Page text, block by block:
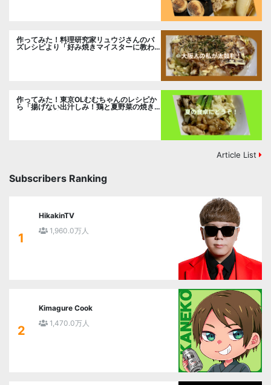
作ってみた！料理研究家リュウジさんのバ
ズレシピより「好み焼きマイスターに教わ
作ってみた！東京OLむむちゃんのレシピか
ら「揚げない出汁しみ！鶏と夏野菜の焼き
浸し」に挑戦。
Article List
Subscribers Ranking
1
HikakinTV
1,960.0万人
2
Kimagure Cook
1,470.0万人